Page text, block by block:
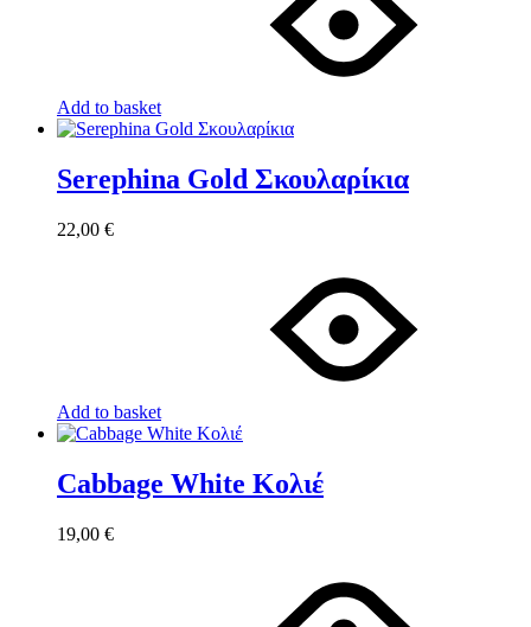
Add to basket
Serephina Gold Σκουλαρίκια
22,00 €
Add to basket
Cabbage White Κολιέ
19,00 €